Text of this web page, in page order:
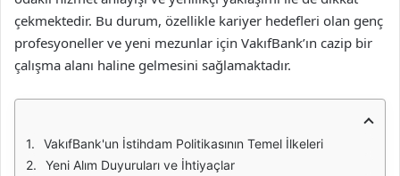
çekmektedir. Bu durum, özellikle kariyer hedefleri olan genç
profesyoneller ve yeni mezunlar için VakıfBank’ın cazip bir
çalışma alanı haline gelmesini sağlamaktadır.
VakıfBank'un İstihdam Politikasının Temel İlkeleri
Yeni Alım Duyuruları ve İhtiyaçlar